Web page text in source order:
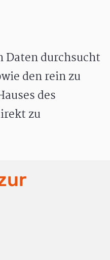
Daten durchsucht
den rein zu
des
zu